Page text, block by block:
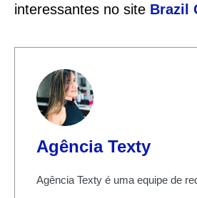
interessantes no site Brazil
Agência Texty
Agência Texty é uma equipe de